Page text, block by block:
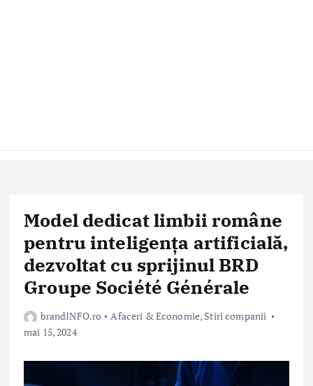
Model dedicat limbii române
pentru inteligența artificială,
dezvoltat cu sprijinul BRD
Groupe Société Générale
brandINFO.ro Afaceri & Economie, Stiri companii
mai 15, 2024